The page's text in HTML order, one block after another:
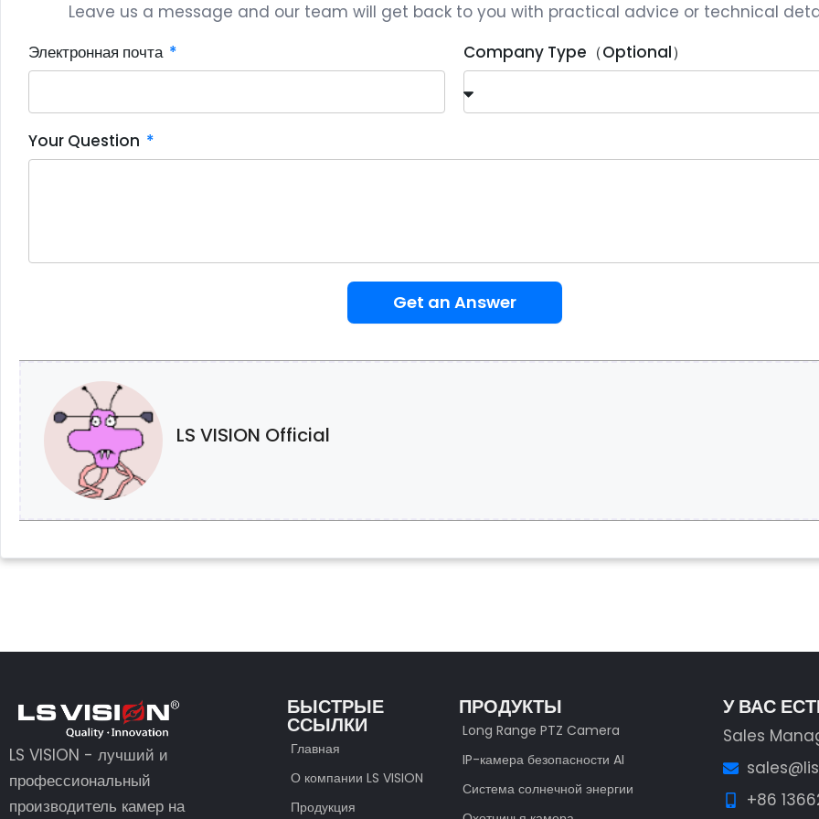
Leave us a message and our team will get back to you with practical advice or technical
Электронная почта
Company Type（Optional）
Your Question
Get an Answer
LS VISION Official
LS VISION - лучший и
профессиональный
производитель камер на
БЫСТРЫЕ
ССЫЛКИ
Главная
О компании LS VISION
Продукция
ПРОДУКТЫ
Long Range PTZ Camera
IP-камера безопасности AI
Система солнечной энергии
У ВАС
Sales
+86